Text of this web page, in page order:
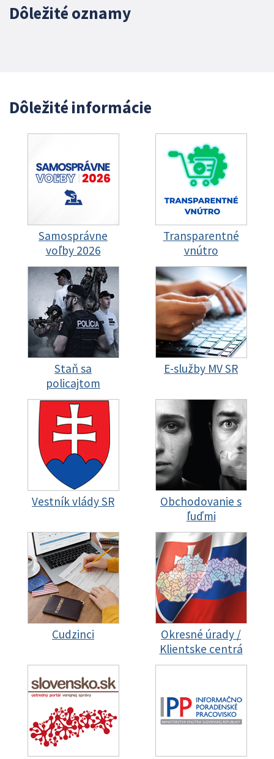
Dôležité oznamy
Dôležité informácie
Samosprávne
voľby 2026
Transparentné
vnútro
Staň sa
policajtom
E-služby MV SR
Vestník vlády SR
Obchodovanie s
ľuďmi
Cudzinci
Okresné úrady /
Klientske centrá